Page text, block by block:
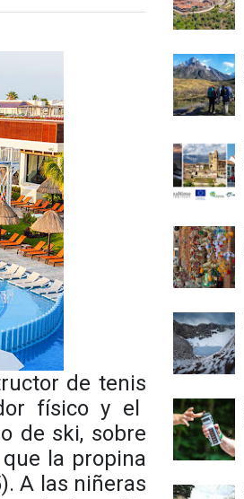
de tenis
físico y el
de ski, sobre
la propina
A las niñeras